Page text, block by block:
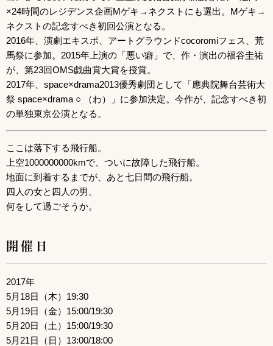
×24時間のレジデンス企画Mゲキ→ネクストにも選出。Mゲキ→
ネクストの記念すべき初回公演となる。
2016年、演劇エキスポ、アートグラウンドcocoromiフェス、荒
馬祭に参加。2015年上演の「悪い癖」で、作・演出の福谷圭祐
が、第23回OMS戯曲賞大賞を授賞。
2017年、space×drama2013優秀劇団として「應典院舞台芸術大
祭 space×drama ○ （わ）」に参加決定。今作が、記念すべき初
の単独東京公演となる。
ここは落下する飛行船。
上空1000000000kmで、ついに故障した飛行船。
地面に到着するまでが、あと七日間の飛行船。
四人の女と四人の男。
何をして過ごそうか。
開催日
2017年
5月18日（木）19:30
5月19日（金）15:00/19:30
5月20日（土）15:00/19:30
5月21日（日）13:00/18:00